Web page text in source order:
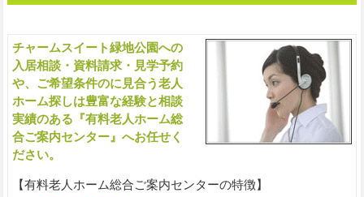
チャームスイート緑地公園への
入居相談・資料請求・見学予約
や、ご希望条件のに見合う老人
ホーム探しは豊富な経験と相談
実績のある『有料老人ホーム総
合ご案内センター』へお任せく
ださい。
【有料老人ホーム総合ご案内センターの特徴】